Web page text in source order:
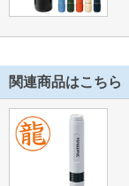
関連商品はこちら